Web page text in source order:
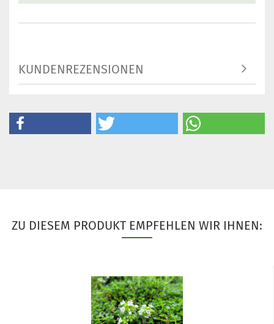
KUNDENREZENSIONEN
ZU DIESEM PRODUKT EMPFEHLEN WIR IHNEN: